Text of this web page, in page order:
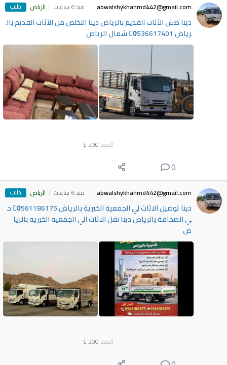
abwalshykhahmd442@gmail.com منذ 6 ساعات الرياض طلب
دينا طش الأثاث القديم بالرياض دينا التخلص من الأثاث القديم بال
رياض 0َ536617401 شمال الرياض
السعر 200
$
0
abwalshykhahmd442@gmail.com منذ 6 ساعات الرياض طلب
دينا توصيل الاثاث لي الجمعية الخيرية بالرياض 0َ561186175 ح
ي الصحافة بالرياض دينا نقل الاثاث الي الجمعيه الخيريه بالريا
ض
السعر 200
$